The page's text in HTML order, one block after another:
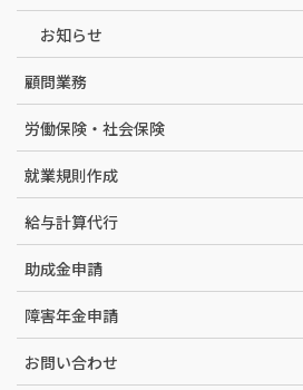
お知らせ
顧問業務
労働保険・社会保険
就業規則作成
給与計算代行
助成金申請
障害年金申請
お問い合わせ